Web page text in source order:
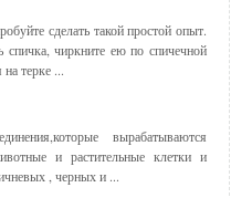
сделать такой простой опыт.
спичка, чиркните ею по спичечной
терке ...
вырабатываются
и растительные клетки и
, черных и ...